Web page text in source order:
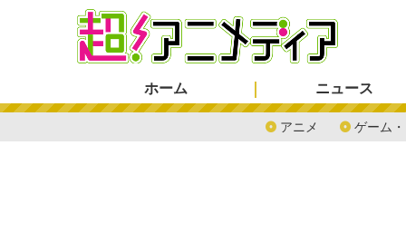
ホーム ニュース
アニメ ゲーム